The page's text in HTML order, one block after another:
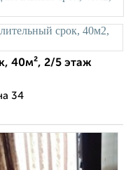
40м², 2/5 этаж
34